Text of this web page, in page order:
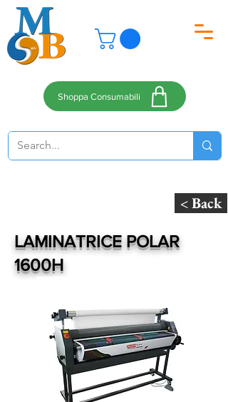
Shoppa Consumabili
< Back
LAMINATRICE POLAR
1600H